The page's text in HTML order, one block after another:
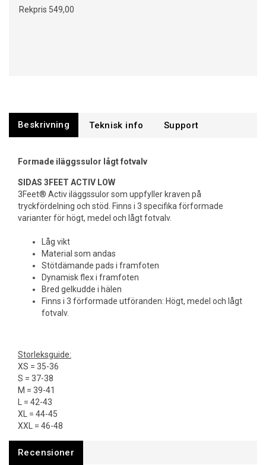
Rekpris 549,00
Beskrivning Support
Formade iläggssulor lågt fotvalv
SIDAS 3FEET ACTIV LOW
3Feet® Activ iläggssulor som uppfyller kraven på
tryckfördelning och stöd. Finns i 3 specifika förformade
varianter för högt, medel och lågt fotvalv.
Låg vikt
Material som andas
Stötdämande pads i framfoten
Dynamisk flex i framfoten
Bred gelkudde i hälen
Finns i 3 förformade utföranden: Högt, medel och lågt
fotvalv.
Storleksguide:
XS = 35-36
S = 37-38
M = 39-41
L = 42-43
XL = 44-45
XXL = 46-48
Recensioner